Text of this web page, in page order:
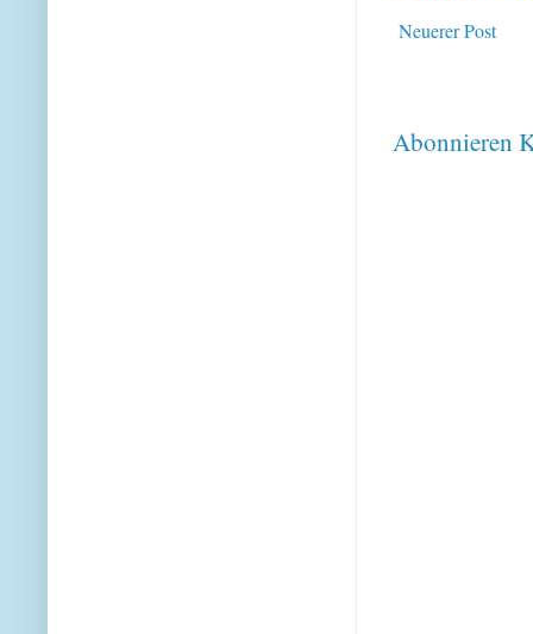
Neuerer Post
Abonnieren